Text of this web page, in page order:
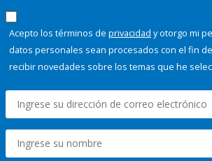
Acepto los términos de privacidad y otorgo mi
datos personales sean procesados con el fin
recibir novedades sobre los temas que he